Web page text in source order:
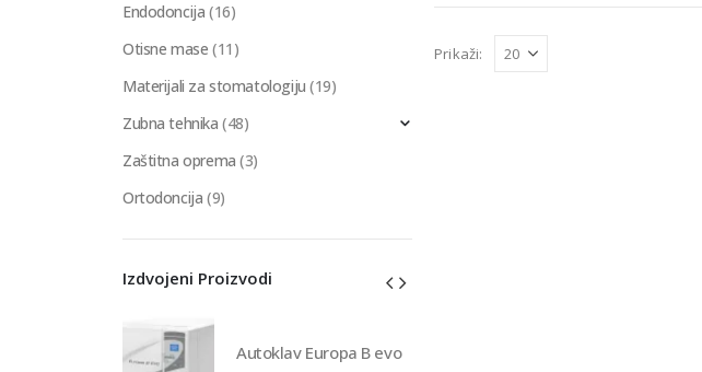
Prikaži:
Endodoncija (16)
Otisne mase (11)
Materijali za stomatologiju (19)
Zubna tehnika (48)
Zaštitna oprema (3)
Ortodoncija (9)
Izdvojeni Proizvodi
Autoklav Europa B evo